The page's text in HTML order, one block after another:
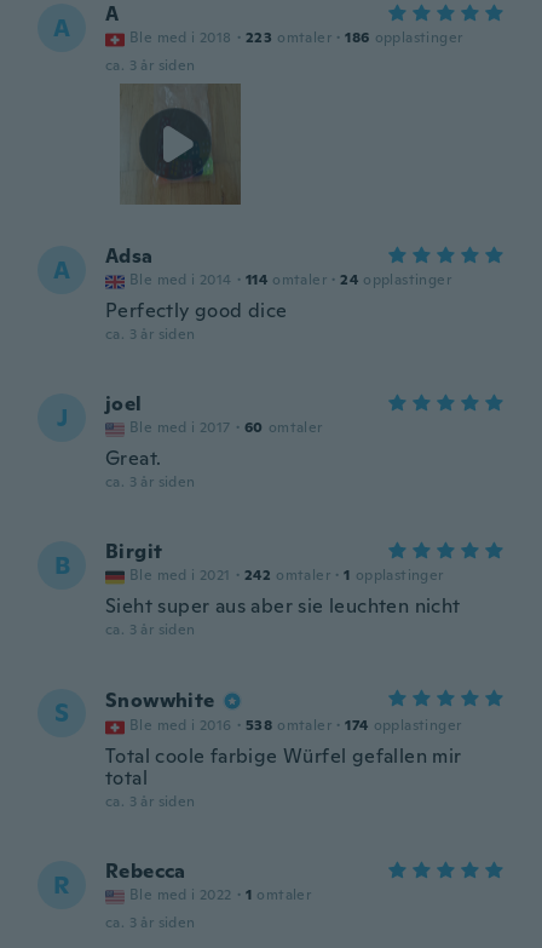
A A
Ble med i 2018 · 223 omtaler · 186 opplastinger
ca. 3 år siden
A Adsa
Ble med i 2014 · 114 omtaler · 24 opplastinger
Perfectly good dice
ca. 3 år siden
J joel
Ble med i 2017 · 60 omtaler
Great.
ca. 3 år siden
B Birgit
Ble med i 2021 · 242 omtaler · 1 opplastinger
Sieht super aus aber sie leuchten nicht
ca. 3 år siden
S Snowwhite
Ble med i 2016 · 538 omtaler · 174 opplastinger
Total coole farbige Würfel gefallen mir
total
ca. 3 år siden
R Rebecca
Ble med i 2022 · 1 omtaler
ca. 3 år siden